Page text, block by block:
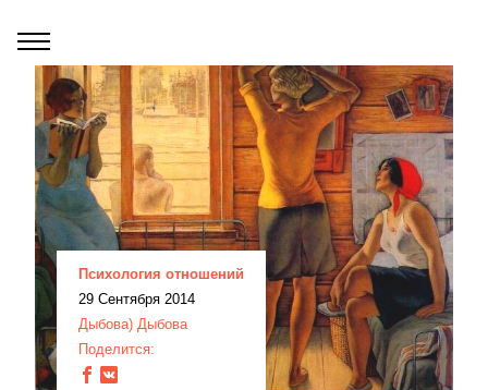
Психология отношений
29 Сентября 2014
Дыбова) Дыбова
Поделится: